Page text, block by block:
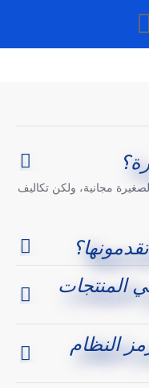
مجانية، ولكن تكاليف
المنتجات
النظام